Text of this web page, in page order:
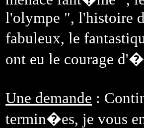
l'olympe ", l'histoire
fabuleux, le
ont eu le courage
Une demande :
termin�es, je vous